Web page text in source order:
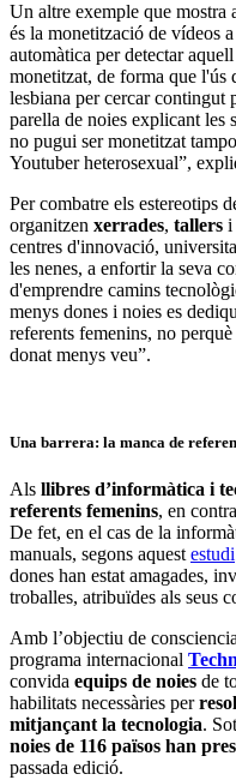
Un altre exemple que mostra
és la monetització de vídeos
automàtica per detectar
monetitzat, de forma que l'ús
lesbiana per cercar contingut
parella de noies explicant les
no pugui ser monetitzat
Youtuber heterosexual”,
Per combatre els estereotips
organitzen xerrades, tallers i
centres d'innovació,
les nenes, a enfortir la seva
d'emprendre camins
menys dones i noies es
referents femenins, no
donat menys veu”.
Una barrera: la manca de
Als llibres d’informàtica i
referents femenins, en
De fet, en el cas de la
manuals, segons aquestestudi
dones han estat amagades,
troballes, atribuïdes als seus
Amb l’objectiu de
programa internacional
convida equips de noies de
habilitats necessàries per
mitjançant la tecnologia.
noies de 116 països han
passada edició.